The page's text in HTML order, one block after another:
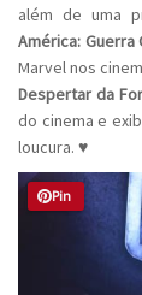
além de uma
América: Guerra
Marvel nos
Despertar da
do cinema e
loucura. ♥
Pin